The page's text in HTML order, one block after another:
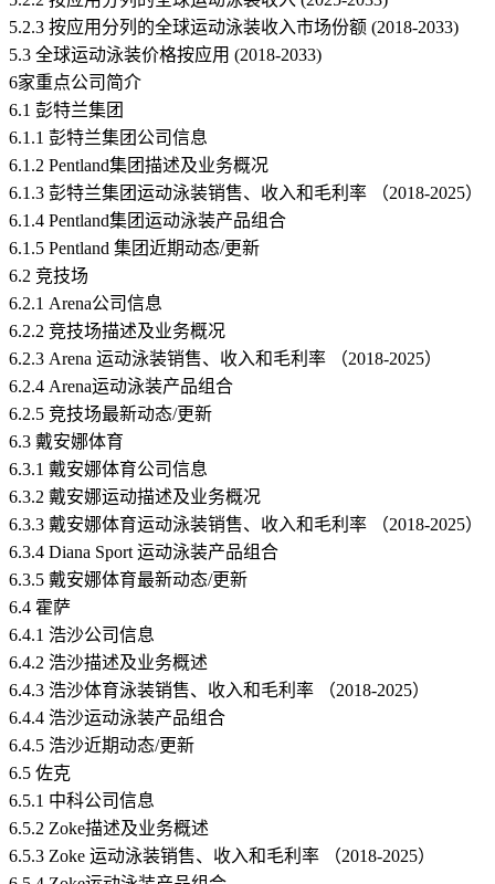
5.2.3 按应用分列的全球运动泳装收入市场份额 (2018-2033)
5.3 全球运动泳装价格按应用 (2018-2033)
6家重点公司简介
6.1 彭特兰集团
6.1.1 彭特兰集团公司信息
6.1.2 Pentland集团描述及业务概况
6.1.3 彭特兰集团运动泳装销售、收入和毛利率 （2018-2025）
6.1.4 Pentland集团运动泳装产品组合
6.1.5 Pentland 集团近期动态/更新
6.2 竞技场
6.2.1 Arena公司信息
6.2.2 竞技场描述及业务概况
6.2.3 Arena 运动泳装销售、收入和毛利率 （2018-2025）
6.2.4 Arena运动泳装产品组合
6.2.5 竞技场最新动态/更新
6.3 戴安娜体育
6.3.1 戴安娜体育公司信息
6.3.2 戴安娜运动描述及业务概况
6.3.3 戴安娜体育运动泳装销售、收入和毛利率 （2018-2025）
6.3.4 Diana Sport 运动泳装产品组合
6.3.5 戴安娜体育最新动态/更新
6.4 霍萨
6.4.1 浩沙公司信息
6.4.2 浩沙描述及业务概述
6.4.3 浩沙体育泳装销售、收入和毛利率 （2018-2025）
6.4.4 浩沙运动泳装产品组合
6.4.5 浩沙近期动态/更新
6.5 佐克
6.5.1 中科公司信息
6.5.2 Zoke描述及业务概述
6.5.3 Zoke 运动泳装销售、收入和毛利率 （2018-2025）